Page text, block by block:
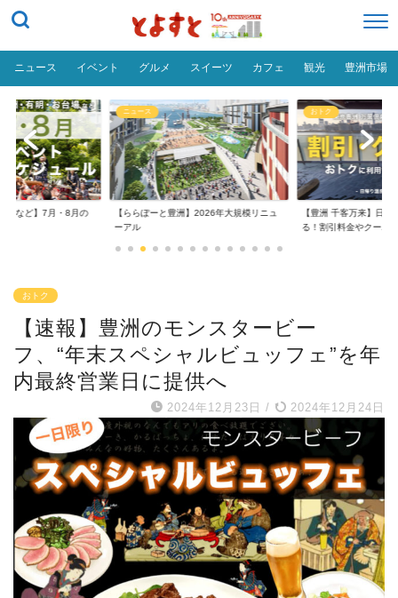
ニュース イベント グルメ スイーツ カフェ 観光 豊洲市場
場など】7月・8月の
ニュース
【ららぽーと豊洲】2026年大規模リニュ
ーアル
おトク
【豊洲 千客万来】日帰
る！割引料金やクーポ...
おトク
【速報】豊洲のモンスタービー
フ、“年末スペシャルビュッフェ”を年
内最終営業日に提供へ
2024年12月23日 / 2024年12月24日